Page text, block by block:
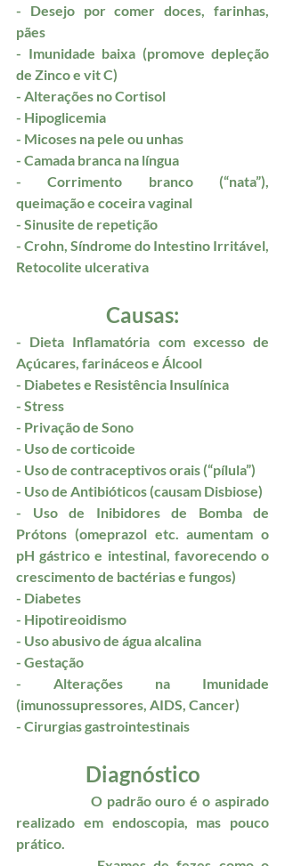
- Desejo por comer doces, farinhas,
pães
- Imunidade baixa (promove depleção
de Zinco e vit C)
- Alterações no Cortisol
- Hipoglicemia
- Micoses na pele ou unhas
- Camada branca na língua
- Corrimento branco (“nata”),
queimação e coceira vaginal
- Sinusite de repetição
- Crohn, Síndrome do Intestino Irritável,
Retocolite ulcerativa
Causas:
- Dieta Inflamatória com excesso de
Açúcares, farináceos e Álcool
- Diabetes e Resistência Insulínica
- Stress
- Privação de Sono
- Uso de corticoide
- Uso de contraceptivos orais (“pílula”)
- Uso de Antibióticos (causam Disbiose)
- Uso de Inibidores de Bomba de
Prótons (omeprazol etc. aumentam o
pH gástrico e intestinal, favorecendo o
crescimento de bactérias e fungos)
- Diabetes
- Hipotireoidismo
- Uso abusivo de água alcalina
- Gestação
- Alterações na Imunidade
(imunossupressores, AIDS, Cancer)
- Cirurgias gastrointestinais
Diagnóstico
realizado em endoscopia, mas pouco
prático.